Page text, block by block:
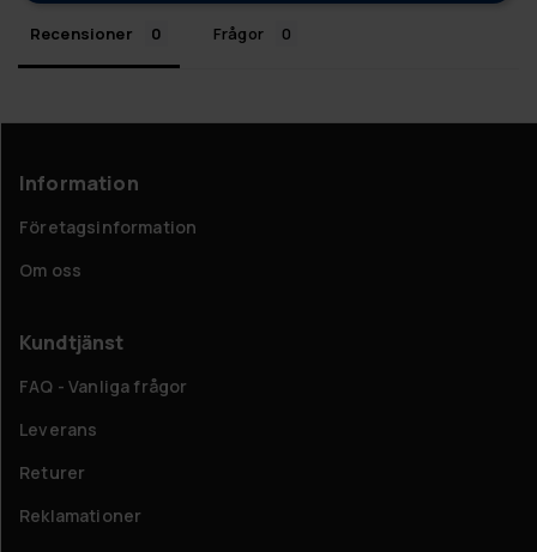
Recensioner Frågor
Information
Företagsinformation
Om oss
Kundtjänst
FAQ - Vanliga frågor
Leverans
Returer
Reklamationer